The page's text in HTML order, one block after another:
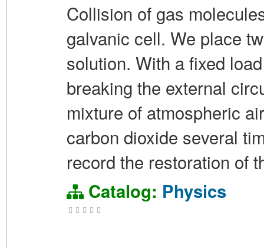
Collision of gas
galvanic cell. We place
solution. With a fixed
breaking the external
mixture of atmospheric
carbon dioxide several
record the restoration of
Catalog: Physics